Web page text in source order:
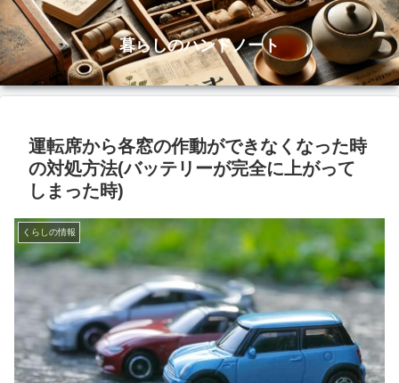
暮らしのハンドノート
運転席から各窓の作動ができなくなった時
の対処方法(バッテリーが完全に上がって
しまった時)
くらしの情報